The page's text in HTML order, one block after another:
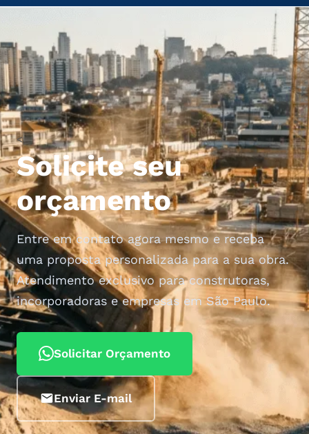
<
Solicite seu
orçamento
Entre em contato agora mesmo e receba
uma proposta personalizada para a sua obra.
Atendimento exclusivo para construtoras,
incorporadoras e empresas em São Paulo.
Solicitar Orçamento
Enviar E-mail